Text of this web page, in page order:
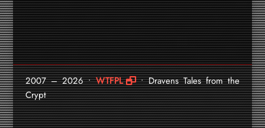
2007 – 2026 •WTFPL
• Dravens Tales from the
Crypt